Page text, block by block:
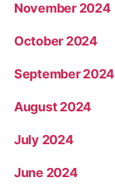
November 2024
October 2024
September 2024
August 2024
July 2024
June 2024